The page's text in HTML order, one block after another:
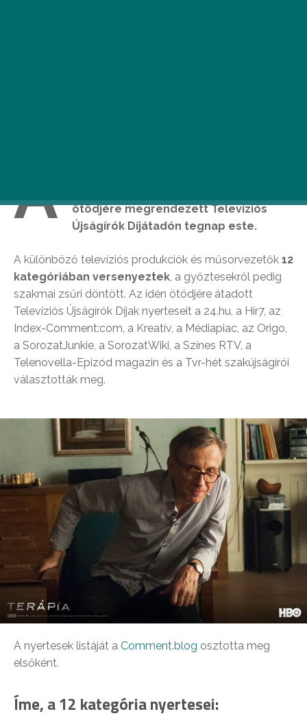
A
ötödjére megrendezett Televíziós
Újságírók Díjátadón tegnap este.
A különböző televíziós produkciók és műsorvezetők 12
kategóriában versenyeztek, a győztesekről pedig
szakmai zsűri döntött. Az idén ötödjére átadott
Televíziós Újságírók Díjak nyerteseit a 24.hu, a Hír7, az
Index-Comment:com, a Kreatív, a Médiapiac, az Origo,
a SorozatJunkie, a SorozatWiki, a Színes RTV, a
Telenovella-Epizód magazin és a Tvr-hét szakújságírói
választották meg.
A nyertesek listáját a Comment.blog osztotta meg
elsőként.
Íme, a 12 kategória nyertesei: